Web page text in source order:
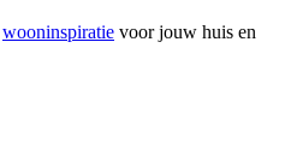
wooninspiratie voor jouw huis en